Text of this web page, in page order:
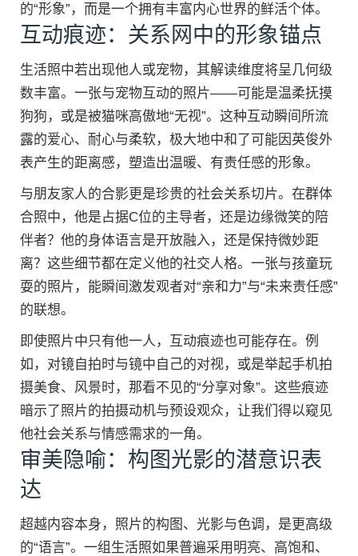
的“形象”，而是一个拥有丰富内心世界的鲜活个体。
互动痕迹：关系网中的形象锚点
生活照中若出现他人或宠物，其解读维度将呈几何级
数丰富。一张与宠物互动的照片——可能是温柔抚摸
狗狗，或是被猫咪高傲地“无视”。这种互动瞬间所流
露的爱心、耐心与柔软，极大地中和了可能因英俊外
表产生的距离感，塑造出温暖、有责任感的形象。
与朋友家人的合影更是珍贵的社会关系切片。在群体
合照中，他是占据C位的主导者，还是边缘微笑的陪
伴者？他的身体语言是开放融入，还是保持微妙距
离？这些细节都在定义他的社交人格。一张与孩童玩
耍的照片，能瞬间激发观者对“亲和力”与“未来责任感”
的联想。
即使照片中只有他一人，互动痕迹也可能存在。例
如，对镜自拍时与镜中自己的对视，或是举起手机拍
摄美食、风景时，那看不见的“分享对象”。这些痕迹
暗示了照片的拍摄动机与预设观众，让我们得以窥见
他社会关系与情感需求的一角。
审美隐喻：构图光影的潜意识表
达
超越内容本身，照片的构图、光影与色调，是更高级
的“语言”。一组生活照如果普遍采用明亮、高饱和、